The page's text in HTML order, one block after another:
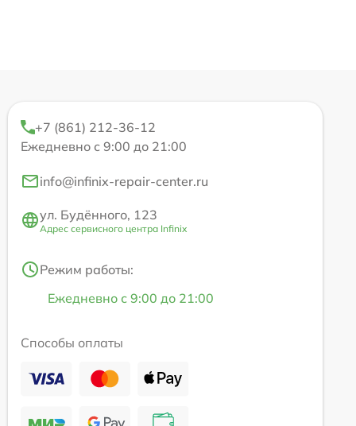
+7 (861) 212-36-12
Ежедневно с 9:00 до 21:00
info@infinix-repair-center.ru
ул. Будённого, 123
Адрес сервисного центра Infinix
Режим работы:
Ежедневно с 9:00 до 21:00
Способы оплаты